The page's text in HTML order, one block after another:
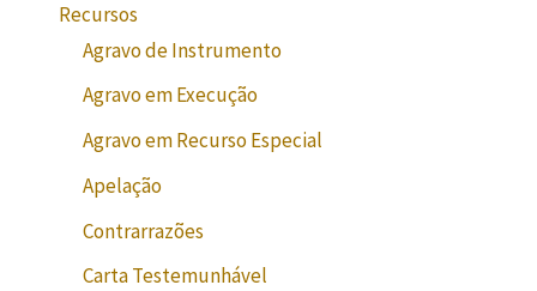
Recursos
Agravo de Instrumento
Agravo em Execução
Agravo em Recurso Especial
Apelação
Contrarrazões
Carta Testemunhável